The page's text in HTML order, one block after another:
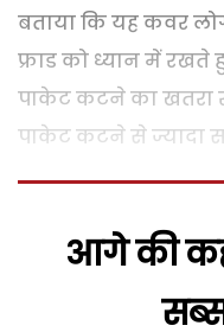
बताया कि यह कवर
फ्राड को ध्यान में रखते
पाकेट कटने का खतरा
पाकेट कटने से ज्यादा
आगे की